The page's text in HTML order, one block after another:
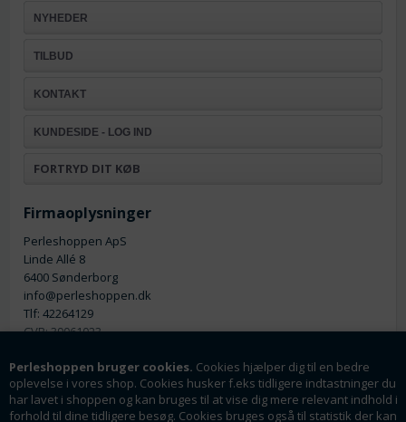
Perleshoppen bruger cookies. Cookies hjælper dig til en bedre
oplevelse i vores shop. Cookies husker f.eks tidligere indtastninger du
har lavet i shoppen og kan bruges til at vise dig mere relevant indhold i
forhold til dine tidligere besøg. Cookies bruges også til statistik der kan
NYHEDER
TILBUD
KONTAKT
KUNDESIDE - LOG IND
FORTRYD DIT KØB
Firmaoplysninger
Perleshoppen ApS
Linde Allé 8
6400 Sønderborg
info@perleshoppen.dk
Tlf: 42264129
CVR: 39061023